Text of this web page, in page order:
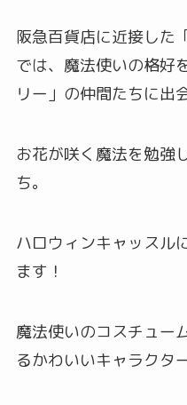
阪急百貨店に近接した
では、魔法使いの格好
リー」の仲間たちに出
お花が咲く魔法を勉強
ち。
ハロウィンキャッスル
ます！
魔法使いのコスチュー
るかわいいキャラクタ